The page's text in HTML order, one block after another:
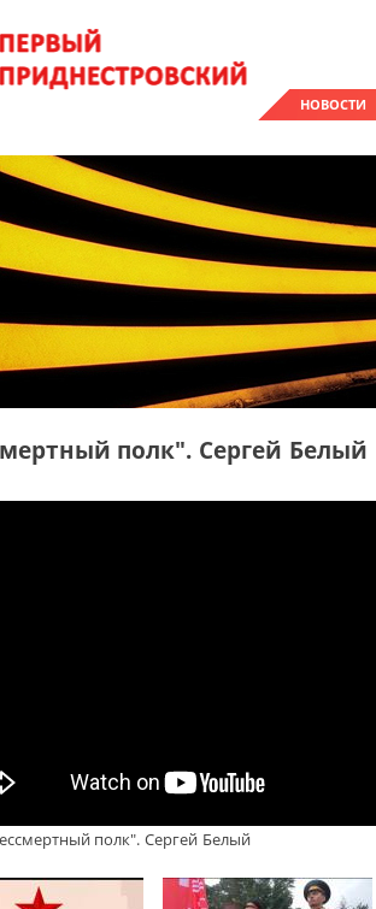
НОВОСТИ
полк". Сергей Белый
полк". Сергей Белый